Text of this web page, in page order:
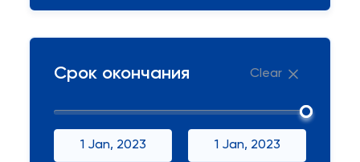
Срок окончания Clear
1 Jan, 2023 1 Jan, 2023